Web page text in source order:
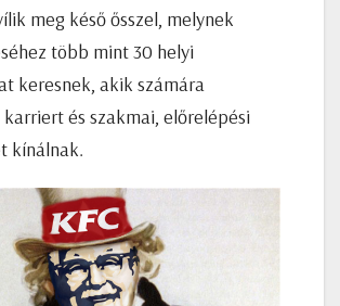
meg késő ősszel, melynek
több mint 30 helyi
keresnek, akik számára
karriert és szakmai, előrelépési
kínálnak.